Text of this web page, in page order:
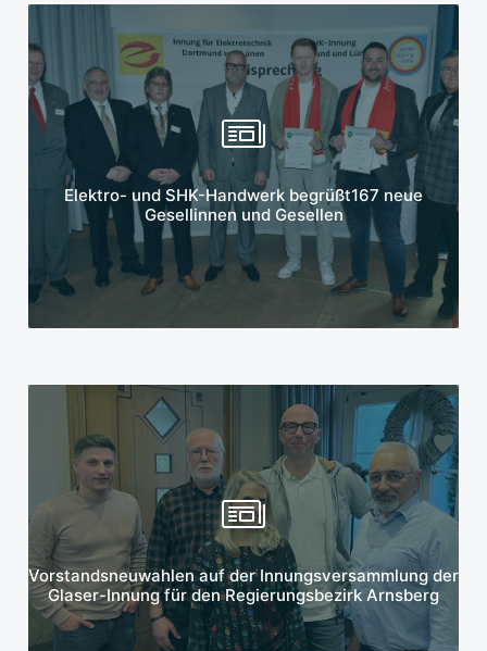
Elektro- und SHK-Handwerk begrüßt167 neue
Gesellinnen und Gesellen
Mehr erfahren
Vorstandsneuwahlen auf der Innungsversammlung der
Glaser-Innung für den Regierungsbezirk Arnsberg
Mehr erfahren